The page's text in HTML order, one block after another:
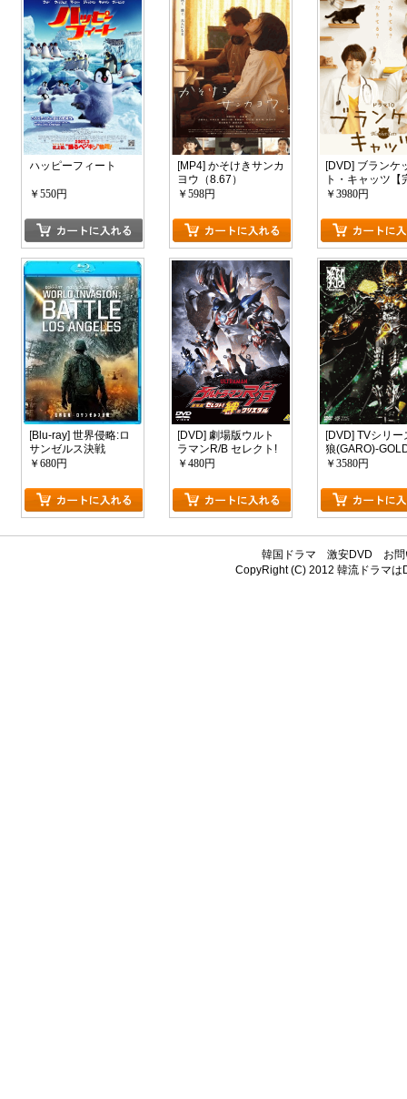
ハッピーフィート
￥550円
[MP4] かそけきサンカ
ヨウ（8.67）
￥598円
[DVD] ブランケ
ト・キャッツ【
版】(初回生産
￥3980円
[Blu-ray] 世界侵略:ロ
サンゼルス決戦
￥680円
[DVD] 劇場版ウルト
ラマンR/B セレクト!
絆のクリスタル
￥480円
[DVD] TVシリー
狼(GARO)-
STORM-翔 1+2
版)
￥3580円
韓国ドラマ 激安DVD
お
CopyRight (C) 2012韓流ドラマは